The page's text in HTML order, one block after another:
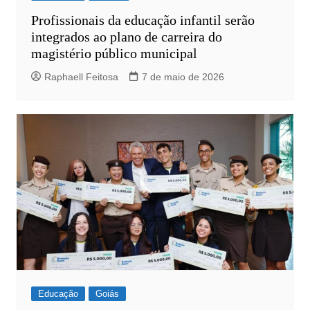
Profissionais da educação infantil serão
integrados ao plano de carreira do
magistério público municipal
Raphaell Feitosa 7 de maio de 2026
Educação Goiás